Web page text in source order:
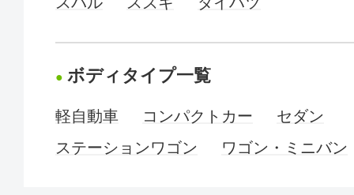
ボディタイプ一覧
軽自動車 コンパクトカー
セダン
ステーションワゴン
ワゴン・ミニバン